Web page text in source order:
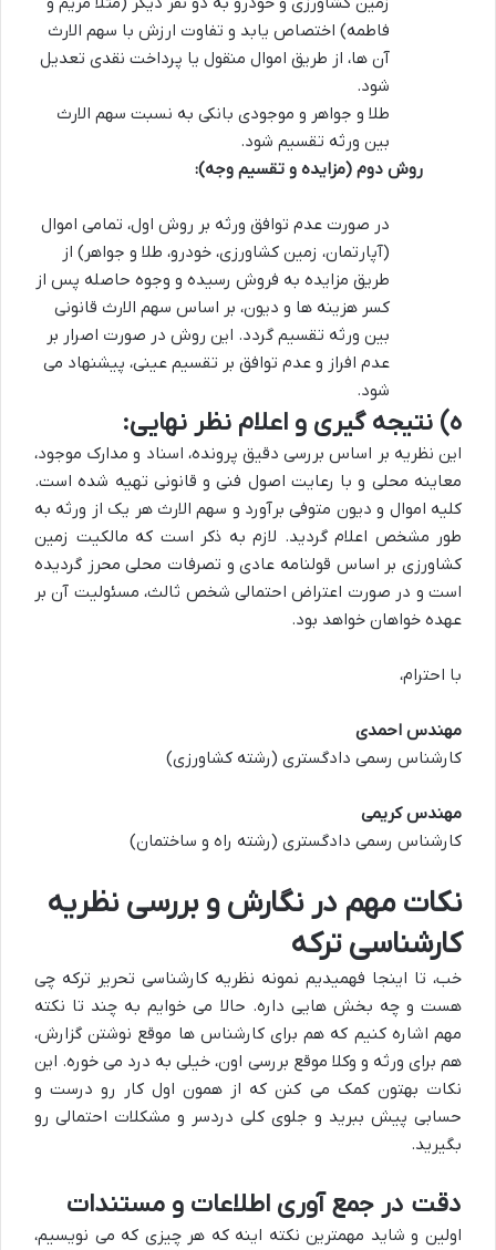
فاطمه) اختصاص یابد و تفاوت ارزش با سهم الارث
آن ها، از طریق اموال منقول یا پرداخت نقدی تعدیل
شود.
طلا و جواهر و موجودی بانکی به نسبت سهم الارث
بین ورثه تقسیم شود.
روش دوم (مزایده و تقسیم وجه):
در صورت عدم توافق ورثه بر روش اول، تمامی اموال
(آپارتمان، زمین کشاورزی، خودرو، طلا و جواهر) از
طریق مزایده به فروش رسیده و وجوه حاصله پس از
کسر هزینه ها و دیون، بر اساس سهم الارث قانونی
بین ورثه تقسیم گردد. این روش در صورت اصرار بر
عدم افراز و عدم توافق بر تقسیم عینی، پیشنهاد می
شود.
ه) نتیجه گیری و اعلام نظر نهایی:
این نظریه بر اساس بررسی دقیق پرونده، اسناد و مدارک موجود،
معاینه محلی و با رعایت اصول فنی و قانونی تهیه شده است.
کلیه اموال و دیون متوفی برآورد و سهم الارث هر یک از ورثه به
طور مشخص اعلام گردید. لازم به ذکر است که مالکیت زمین
کشاورزی بر اساس قولنامه عادی و تصرفات محلی محرز گردیده
است و در صورت اعتراض احتمالی شخص ثالث، مسئولیت آن بر
عهده خواهان خواهد بود.
با احترام،
مهندس احمدی
کارشناس رسمی دادگستری (رشته کشاورزی)
مهندس کریمی
کارشناس رسمی دادگستری (رشته راه و ساختمان)
نکات مهم در نگارش و بررسی نظریه
کارشناسی ترکه
خب، تا اینجا فهمیدیم نمونه نظریه کارشناسی تحریر ترکه چی
هست و چه بخش هایی داره. حالا می خوایم به چند تا نکته
مهم اشاره کنیم که هم برای کارشناس ها موقع نوشتن گزارش،
هم برای ورثه و وکلا موقع بررسی اون، خیلی به درد می خوره. این
نکات بهتون کمک می کنن که از همون اول کار رو درست و
حسابی پیش ببرید و جلوی کلی دردسر و مشکلات احتمالی رو
بگیرید.
دقت در جمع آوری اطلاعات و مستندات
اولین و شاید مهمترین نکته اینه که هر چیزی که می نویسیم،